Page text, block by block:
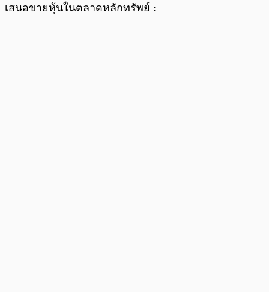
เสนอขายหุ้นในตลาดหลักทรัพย์ :